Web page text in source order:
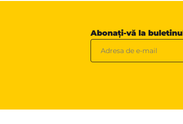
Abonați-vă la